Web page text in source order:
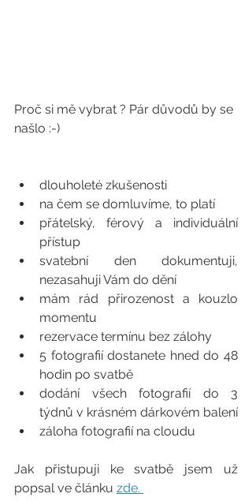
Proč si mě vybrat ? Pár důvodů by se
našlo :-)
dlouholeté zkušenosti
na čem se domluvíme, to platí
přátelský, férový a individuální
přístup
svatební den dokumentuji,
nezasahuji Vám do dění
mám rád přirozenost a kouzlo
momentu
rezervace termínu bez zálohy
5 fotografií dostanete hned do 48
hodin po svatbě
dodání všech fotografií do 3
týdnů v krásném dárkovém balení
záloha fotografií na cloudu
Jak přistupuji ke svatbě jsem už
popsal ve článku zde.